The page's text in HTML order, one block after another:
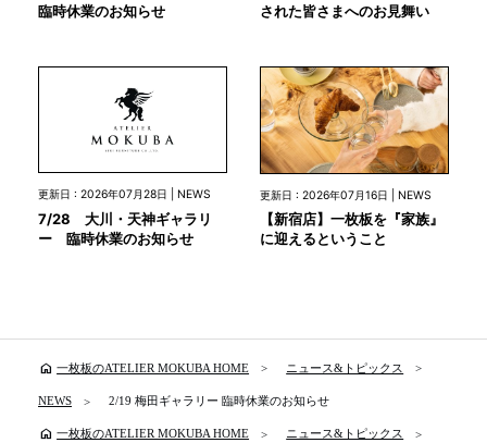
臨時休業のお知らせ
された皆さまへのお見舞い
更新日 : 2026年07月28日 | NEWS
7/28 大川・天神ギャラリ
ー 臨時休業のお知らせ
更新日 : 2026年07月16日 | NEWS
【新宿店】一枚板を『家族』
に迎えるということ
home 一枚板のATELIER MOKUBA HOME ニュース&トピックス
NEWS 2/19 梅田ギャラリー 臨時休業のお知らせ
home 一枚板のATELIER MOKUBA HOME ニュース&トピックス